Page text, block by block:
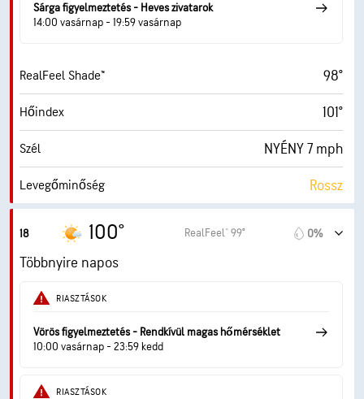
Sárga figyelmeztetés - Heves zivatarok
14:00 vasárnap - 19:59 vasárnap
RealFeel Shade™ 98°
Hőindex 101°
Szél NYÉNY 7 mph
Levegőminőség Rossz
Max UV Index
Széllök.
Páratart.
Harmatppont 58° F
18 100° RealFeel® 99° 0%
Többnyire napos
RIASZTÁSOK
Vörös figyelmeztetés - Rendkívül magas hőmérséklet
10:00 vasárnap - 23:59 kedd
RIASZTÁSOK